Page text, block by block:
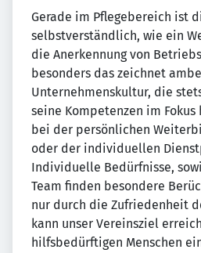
Gerade im Pflegebereich ist
selbstverständlich, wie ein
die Anerkennung von
besonders das zeichnet
Unternehmenskultur, die
seine Kompetenzen im Fokus
bei der persönlichen
oder der individuellen
Individuelle Bedürfnisse,
Team finden besondere
nur durch die Zufriedenheit
kann unser Vereinsziel
hilfsbedürftigen Menschen